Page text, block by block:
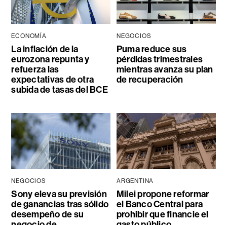
ECONOMÍA
La inflación de la
eurozona repunta y
refuerza las
expectativas de otra
subida de tasas del BCE
NEGOCIOS
Puma reduce sus
pérdidas trimestrales
mientras avanza su plan
de recuperación
NEGOCIOS
Sony eleva su previsión
de ganancias tras sólido
desempeño de su
ARGENTINA
Milei propone reformar
el Banco Central para
prohibir que financie el